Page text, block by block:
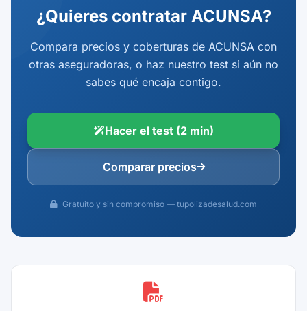
¿Quieres contratar ACUNSA?
Compara precios y coberturas de ACUNSA con
otras aseguradoras, o haz nuestro test si aún no
sabes qué encaja contigo.
Hacer el test (2 min)
Comparar precios
Gratuito y sin compromiso — tupolizadesalud.com